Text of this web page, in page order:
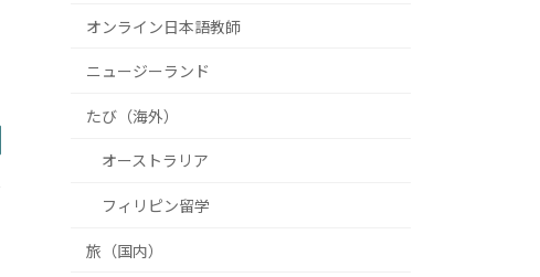
オンライン日本語教師
ニュージーランド
たび（海外）
オーストラリア
フィリピン留学
旅（国内）